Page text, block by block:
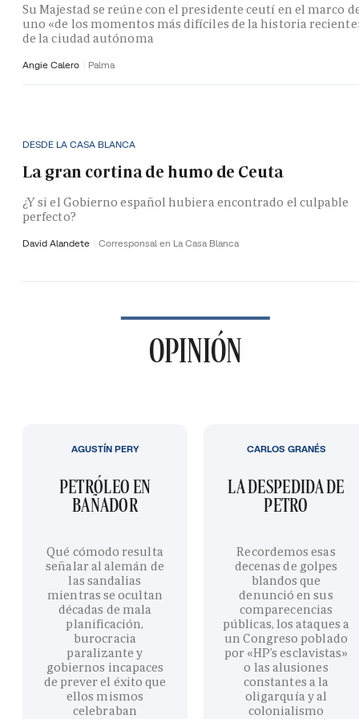
Su Majestad se reúne con el presidente ceutí en el marco
uno «de los momentos más difíciles de la historia
de la ciudad autónoma
Angie Calero Palma
DESDE LA CASA BLANCA
La gran cortina de humo de Ceuta
¿Y si el Gobierno español hubiera encontrado el culpable
perfecto?
David Alandete Corresponsal en La Casa Blanca
OPINIÓN
PETRÓLEO EN
BAÑADOR
Qué cómodo resulta
señalar al alemán de
las sandalias
mientras se ocultan
décadas de mala
planificación,
burocracia
paralizante y
gobiernos incapaces
de prever el éxito que
ellos mismos
celebraban
AGUSTÍN PERY
LA DESPEDIDA DE
PETRO
Recordemos esas
decenas de golpes
blandos que
denunció en sus
comparecencias
públicas, los ataques a
un Congreso poblado
por «HP’s esclavistas»
o las alusiones
constantes a la
oligarquía y al
colonialismo
CARLOS GRANÉS